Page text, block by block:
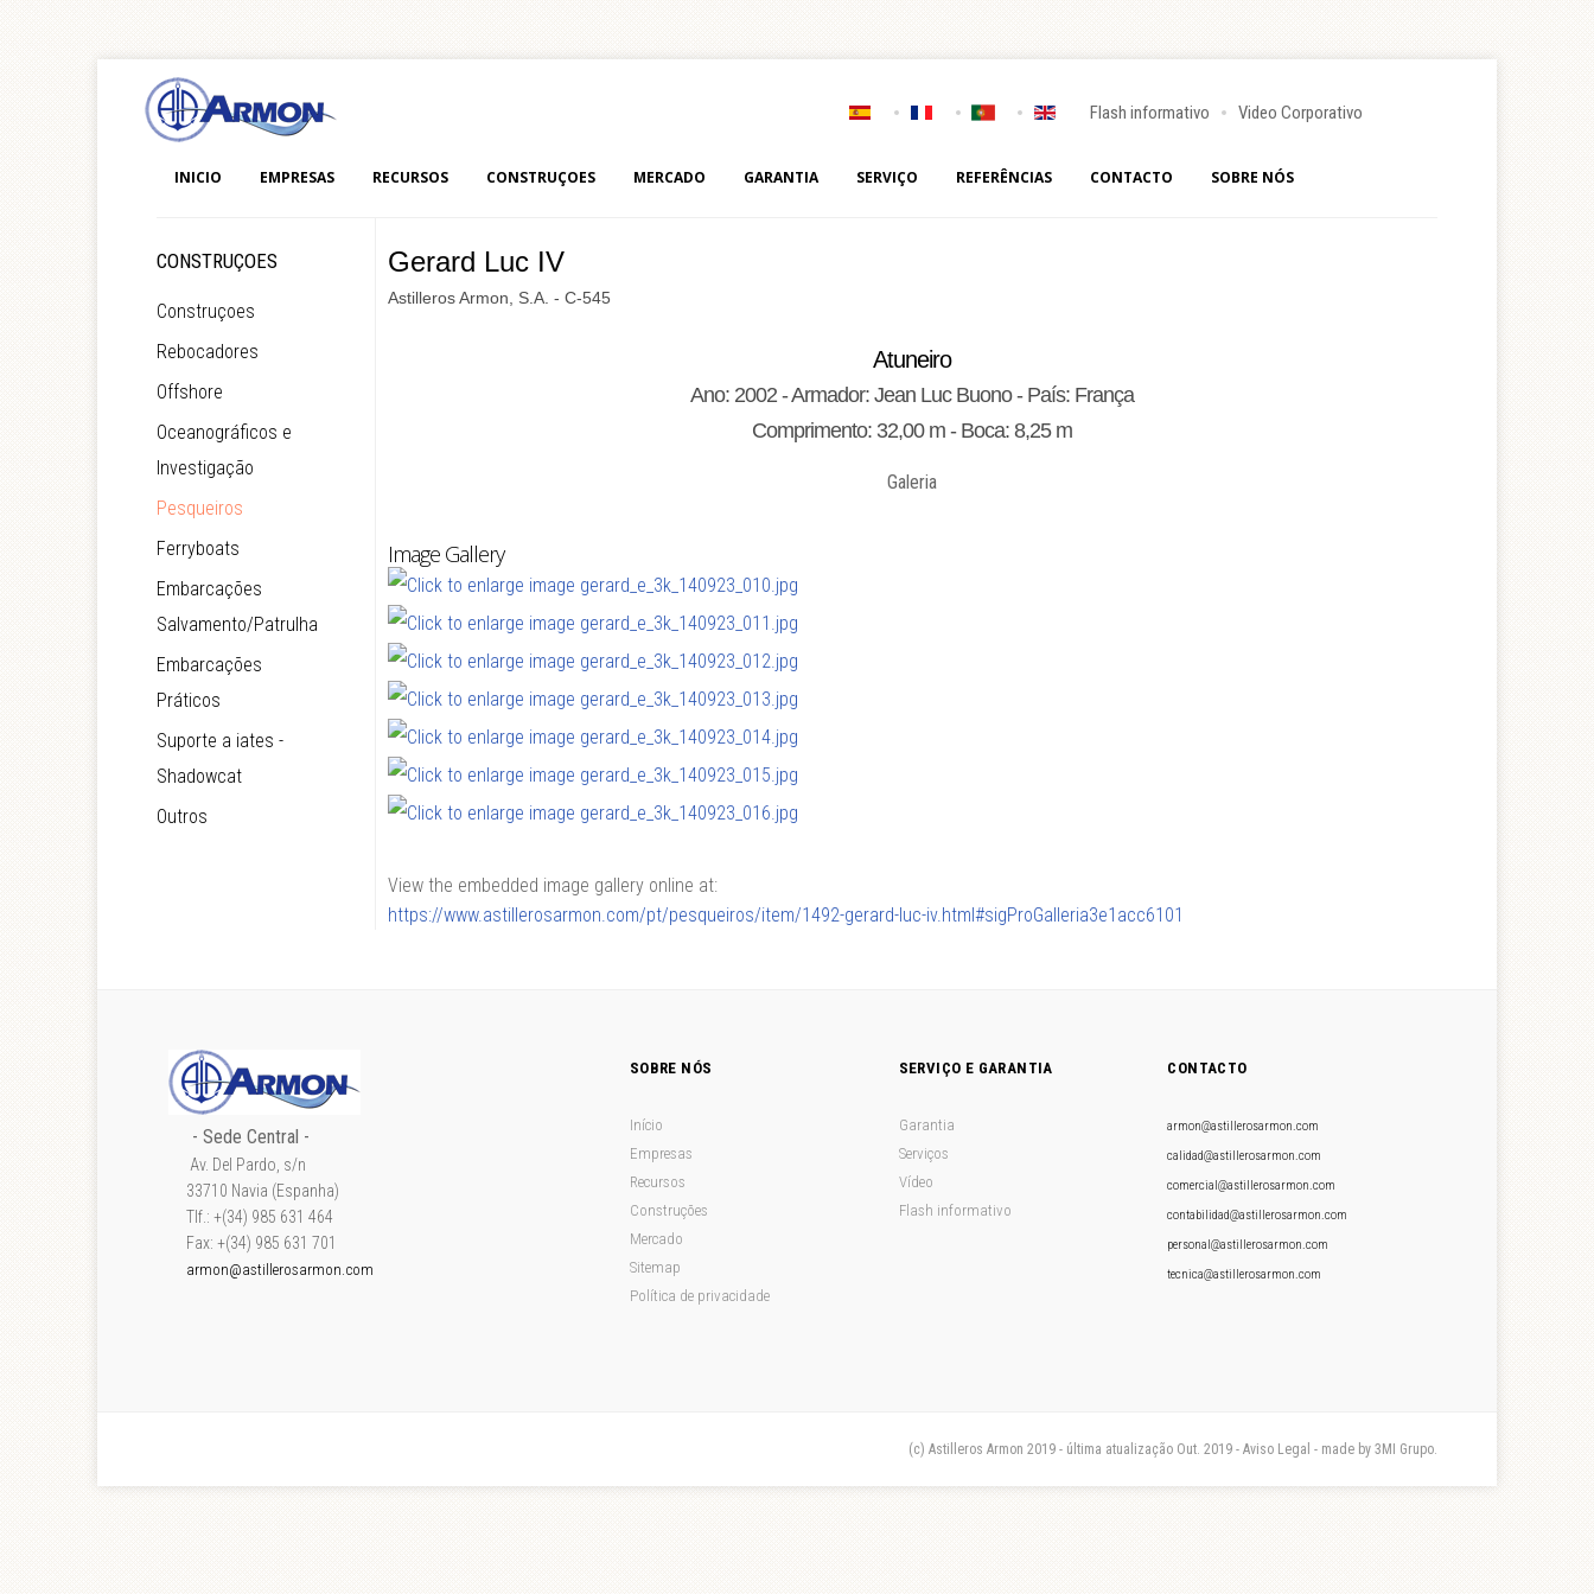
Flash informativo Video Corporativo
INICIO EMPRESAS RECURSOS CONSTRUÇOES MERCADO GARANTIA SERVIÇO REFERÊNCIAS CONTACTO SOBRE NÓS
Gerard Luc IV
Astilleros Armon, S.A. - C-545
Atuneiro
Ano: 2002 - Armador: Jean Luc Buono - País: França
Comprimento: 32,00 m - Boca: 8,25 m
Galeria
Image Gallery
View the embedded image gallery online at:
https://www.astillerosarmon.com/pt/pesqueiros/item/1492-gerard-luc-iv.html#sigProGalleria3e1acc6101
CONSTRUÇOES
Construçoes
Rebocadores
Offshore
Oceanográficos e
Investigação
Pesqueiros
Ferryboats
Embarcações
Salvamento/Patrulha
Embarcações
Práticos
Suporte a iates -
Shadowcat
Outros
- Sede Central -
Av. Del Pardo, s/n
33710 Navia (Espanha)
Tlf.: +(34) 985 631 464
Fax: +(34) 985 631 701
armon@astillerosarmon.com
SOBRE NÓS
Início
Empresas
Recursos
Construções
Mercado
Sitemap
Política de privacidade
SERVIÇO E GARANTIA
Garantia
Serviços
Vídeo
Flash informativo
CONTACTO
armon@astillerosarmon.com
calidad@astillerosarmon.com
comercial@astillerosarmon.com
contabilidad@astillerosarmon.com
personal@astillerosarmon.com
tecnica@astillerosarmon.com
(c) Astilleros Armon 2019 - última atualização Out. 2019 - Aviso Legal - made by 3MI Grupo.